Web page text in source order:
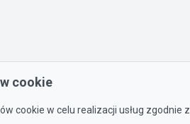
cookie
cookie w celu realizacji usług zgodnie z